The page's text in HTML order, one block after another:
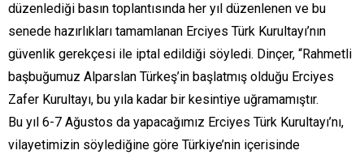
düzenlediği basın toplantısında her yıl düzenlenen ve bu
senede hazırlıkları tamamlanan Erciyes Türk Kurultayı’nın
güvenlik gerekçesi ile iptal edildiği söyledi. Dinçer, “Rahmetli
başbuğumuz Alparslan Türkeş’in başlatmış olduğu Erciyes
Zafer Kurultayı, bu yıla kadar bir kesintiye uğramamıştır.
Bu yıl 6-7 Ağustos da yapacağımız Erciyes Türk Kurultayı’nı,
vilayetimizin söylediğine göre Türkiye’nin içerisinde